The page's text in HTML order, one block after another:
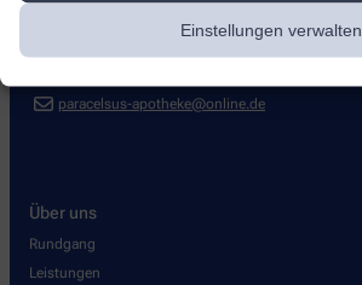
Einstellungen verwalten
paracelsus-apotheke@online.de
Über uns
Rundgang
Leistungen